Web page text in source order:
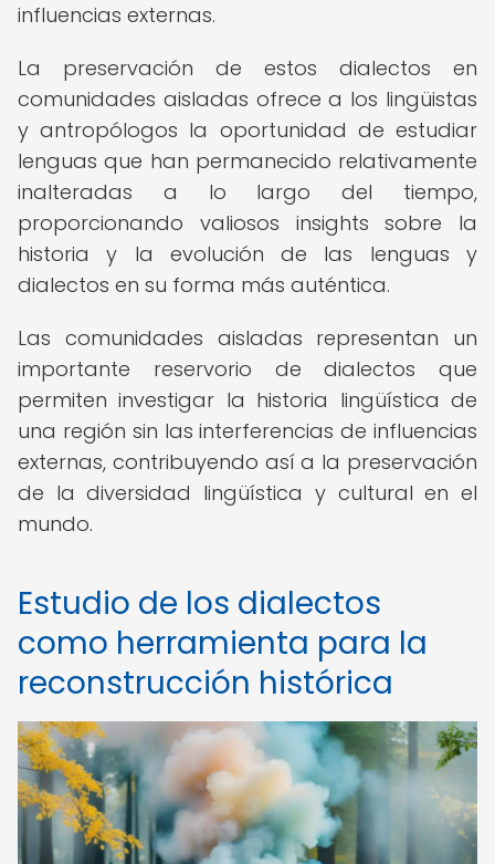
influencias externas.
La preservación de estos dialectos en
comunidades aisladas ofrece a los lingüistas
y antropólogos la oportunidad de estudiar
lenguas que han permanecido relativamente
inalteradas a lo largo del tiempo,
proporcionando valiosos insights sobre la
historia y la evolución de las lenguas y
dialectos en su forma más auténtica.
Las comunidades aisladas representan un
importante reservorio de dialectos que
permiten investigar la historia lingüística de
una región sin las interferencias de influencias
externas, contribuyendo así a la preservación
de la diversidad lingüística y cultural en el
mundo.
Estudio de los dialectos
como herramienta para la
reconstrucción histórica